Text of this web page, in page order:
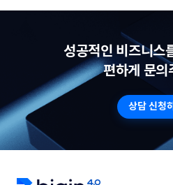
성공적인 비즈니스
편하게 문의
상담 신청